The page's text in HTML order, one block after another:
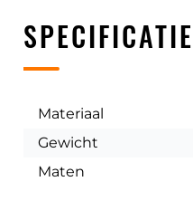
Materiaal
Gewicht
Maten